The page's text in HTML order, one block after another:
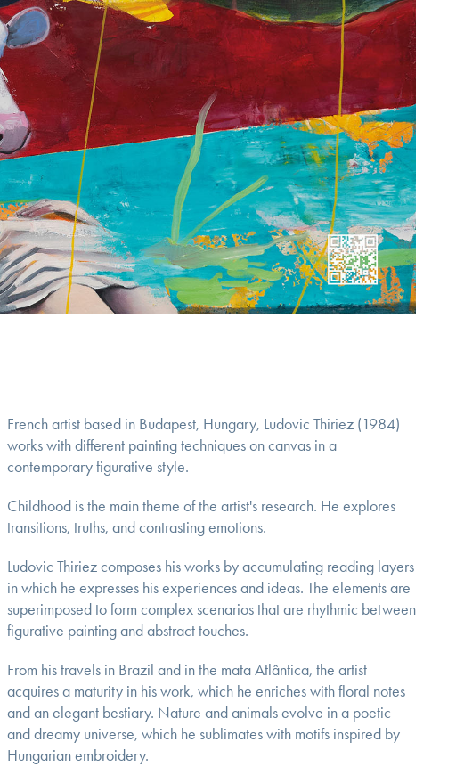
French artist based in Budapest, Hungary, Ludovic Thiriez (1984)
works with different painting techniques on canvas in a
contemporary figurative style.
Childhood is the main theme of the artist's research. He explores
transitions, truths, and contrasting emotions.
Ludovic Thiriez composes his works by accumulating reading layers
in which he expresses his experiences and ideas. The elements are
superimposed to form complex scenarios that are rhythmic between
figurative painting and abstract touches.
From his travels in Brazil and in the mata Atlântica, the artist
acquires a maturity in his work, which he enriches with floral notes
and an elegant bestiary. Nature and animals evolve in a poetic
and dreamy universe, which he sublimates with motifs inspired by
Hungarian embroidery.